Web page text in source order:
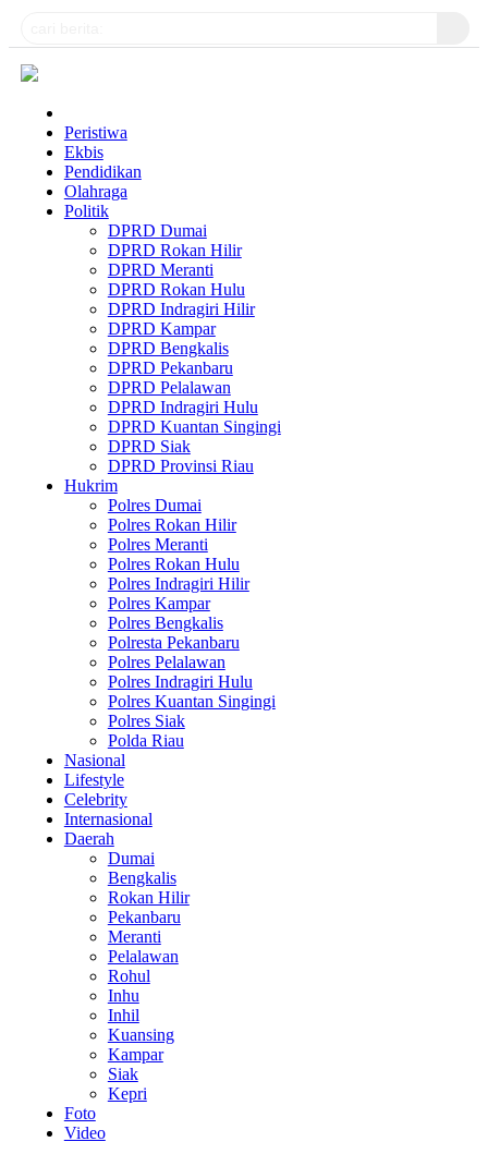
Peristiwa
Ekbis
Pendidikan
Olahraga
Politik
DPRD Dumai
DPRD Rokan Hilir
DPRD Meranti
DPRD Rokan Hulu
DPRD Indragiri Hilir
DPRD Kampar
DPRD Bengkalis
DPRD Pekanbaru
DPRD Pelalawan
DPRD Indragiri Hulu
DPRD Kuantan Singingi
DPRD Siak
DPRD Provinsi Riau
Hukrim
Polres Dumai
Polres Rokan Hilir
Polres Meranti
Polres Rokan Hulu
Polres Indragiri Hilir
Polres Kampar
Polres Bengkalis
Polresta Pekanbaru
Polres Pelalawan
Polres Indragiri Hulu
Polres Kuantan Singingi
Polres Siak
Polda Riau
Nasional
Lifestyle
Celebrity
Internasional
Daerah
Dumai
Bengkalis
Rokan Hilir
Pekanbaru
Meranti
Pelalawan
Rohul
Inhu
Inhil
Kuansing
Kampar
Siak
Kepri
Foto
Video